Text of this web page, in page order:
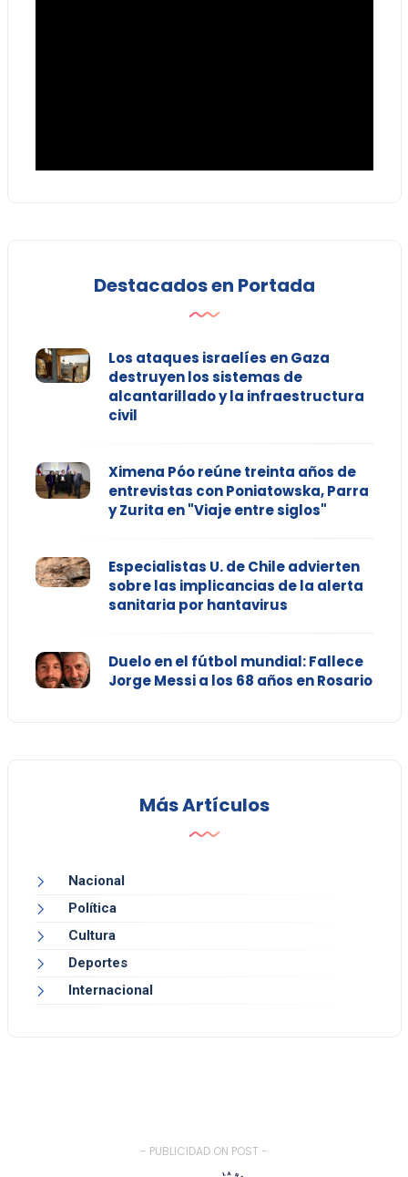
Destacados en Portada
Los ataques israelíes en Gaza
destruyen los sistemas de
alcantarillado y la infraestructura
civil
Ximena Póo reúne treinta años de
entrevistas con Poniatowska, Parra
y Zurita en "Viaje entre siglos"
Especialistas U. de Chile advierten
sobre las implicancias de la alerta
sanitaria por hantavirus
Duelo en el fútbol mundial: Fallece
Jorge Messi a los 68 años en Rosario
Más Artículos
Nacional
Política
Cultura
Deportes
Internacional
- PUBLICIDAD ON POST -